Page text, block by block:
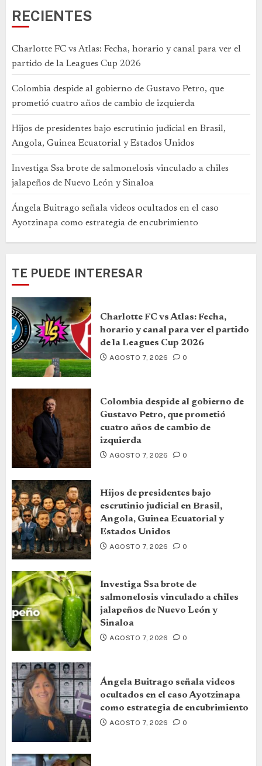
RECIENTES
Charlotte FC vs Atlas: Fecha, horario y canal para ver el
partido de la Leagues Cup 2026
Colombia despide al gobierno de Gustavo Petro, que
prometió cuatro años de cambio de izquierda
Hijos de presidentes bajo escrutinio judicial en Brasil,
Angola, Guinea Ecuatorial y Estados Unidos
Investiga Ssa brote de salmonelosis vinculado a chiles
jalapeños de Nuevo León y Sinaloa
Ángela Buitrago señala videos ocultados en el caso
Ayotzinapa como estrategia de encubrimiento
TE PUEDE INTERESAR
Charlotte FC vs Atlas: Fecha,
horario y canal para ver el partido
de la Leagues Cup 2026
AGOSTO 7, 2026 0
Colombia despide al gobierno de
Gustavo Petro, que prometió
cuatro años de cambio de
izquierda
AGOSTO 7, 2026 0
Hijos de presidentes bajo
escrutinio judicial en Brasil,
Angola, Guinea Ecuatorial y
Estados Unidos
AGOSTO 7, 2026 0
Investiga Ssa brote de
salmonelosis vinculado a chiles
jalapeños de Nuevo León y
Sinaloa
AGOSTO 7, 2026 0
Ángela Buitrago señala videos
ocultados en el caso Ayotzinapa
como estrategia de encubrimiento
AGOSTO 7, 2026 0